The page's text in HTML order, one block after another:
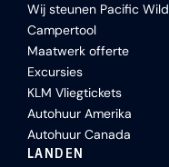
Wij steunen Pacific Wild
Campertool
Maatwerk offerte
Excursies
KLM Vliegtickets
Autohuur Amerika
Autohuur Canada
LANDEN